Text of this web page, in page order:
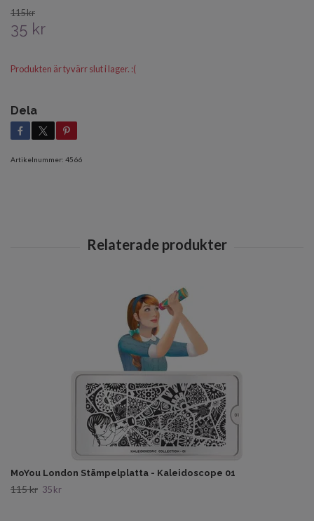
115 kr
35 kr
Produkten är tyvärr slut i lager. :(
Dela
Artikelnummer: 4566
MoYou London Stämpelplatta - Kaleidoscope 01
115 kr 35 kr